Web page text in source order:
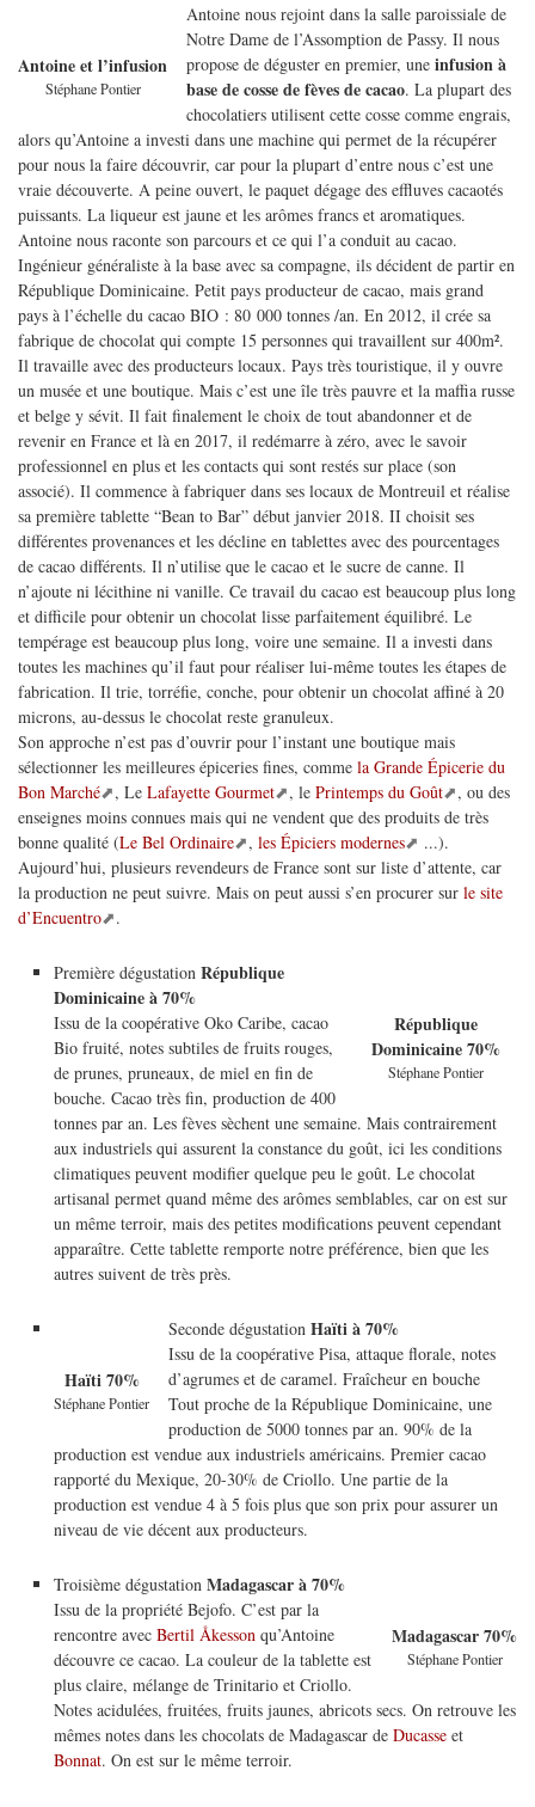
Antoine et l’infusion
Stéphane Pontier
Antoine nous rejoint dans la salle paroissiale de
Notre Dame de l’Assomption de Passy. Il nous
propose de déguster en premier, une infusion à
base de cosse de fèves de cacao. La plupart des
chocolatiers utilisent cette cosse comme engrais,
alors qu’Antoine a investi dans une machine qui permet de la récupérer
pour nous la faire découvrir, car pour la plupart d’entre nous c’est une
vraie découverte. A peine ouvert, le paquet dégage des effluves cacaotés
puissants. La liqueur est jaune et les arômes francs et aromatiques.
Antoine nous raconte son parcours et ce qui l’a conduit au cacao.
Ingénieur généraliste à la base avec sa compagne, ils décident de partir en
République Dominicaine. Petit pays producteur de cacao, mais grand
pays à l’échelle du cacao BIO : 80 000 tonnes /an. En 2012, il crée sa
fabrique de chocolat qui compte 15 personnes qui travaillent sur 400m².
Il travaille avec des producteurs locaux. Pays très touristique, il y ouvre
un musée et une boutique. Mais c’est une île très pauvre et la maffia russe
et belge y sévit. Il fait finalement le choix de tout abandonner et de
revenir en France et là en 2017, il redémarre à zéro, avec le savoir
professionnel en plus et les contacts qui sont restés sur place (son
associé). Il commence à fabriquer dans ses locaux de Montreuil et réalise
sa première tablette “Bean to Bar” début janvier 2018. II choisit ses
différentes provenances et les décline en tablettes avec des pourcentages
de cacao différents. Il n’utilise que le cacao et le sucre de canne. Il
n’ajoute ni lécithine ni vanille. Ce travail du cacao est beaucoup plus long
et difficile pour obtenir un chocolat lisse parfaitement équilibré. Le
tempérage est beaucoup plus long, voire une semaine. Il a investi dans
toutes les machines qu’il faut pour réaliser lui-même toutes les étapes de
fabrication. Il trie, torréfie, conche, pour obtenir un chocolat affiné à 20
microns, au-dessus le chocolat reste granuleux.
Son approche n’est pas d’ouvrir pour l’instant une boutique mais
sélectionner les meilleures épiceries fines, comme la Grande Épicerie du
Bon Marché
, Le Lafayette Gourmet , le Printemps du Goût
, ou des
enseignes moins connues mais qui ne vendent que des produits de très
bonne qualité (Le Bel Ordinaire , les Épiciers modernes
...).
Aujourd’hui, plusieurs revendeurs de France sont sur liste d’attente, car
la production ne peut suivre. Mais on peut aussi s’en procurer sur le site
d’Encuentro
.
République
Dominicaine 70%
Stéphane Pontier
Première dégustation République
Dominicaine à 70%
Issu de la coopérative Oko Caribe, cacao
Bio fruité, notes subtiles de fruits rouges,
de prunes, pruneaux, de miel en fin de
bouche. Cacao très fin, production de 400
tonnes par an. Les fèves sèchent une semaine. Mais contrairement
aux industriels qui assurent la constance du goût, ici les conditions
climatiques peuvent modifier quelque peu le goût. Le chocolat
artisanal permet quand même des arômes semblables, car on est sur
un même terroir, mais des petites modifications peuvent cependant
apparaître. Cette tablette remporte notre préférence, bien que les
autres suivent de très près.
Haïti 70%
Stéphane Pontier
Seconde dégustation Haïti à 70%
Issu de la coopérative Pisa, attaque florale, notes
d’agrumes et de caramel. Fraîcheur en bouche
Tout proche de la République Dominicaine, une
production de 5000 tonnes par an. 90% de la
production est vendue aux industriels américains. Premier cacao
rapporté du Mexique, 20-30% de Criollo. Une partie de la
production est vendue 4 à 5 fois plus que son prix pour assurer un
niveau de vie décent aux producteurs.
Madagascar 70%
Stéphane Pontier
Troisième dégustation Madagascar à 70%
Issu de la propriété Bejofo. C’est par la
rencontre avec Bertil Åkesson qu’Antoine
découvre ce cacao. La couleur de la tablette est
plus claire, mélange de Trinitario et Criollo.
Notes acidulées, fruitées, fruits jaunes, abricots secs. On retrouve les
mêmes notes dans les chocolats de Madagascar de Ducasse et
Bonnat. On est sur le même terroir.